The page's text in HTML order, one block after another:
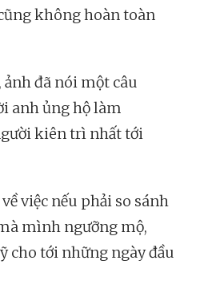
không hoàn toàn
ảnh đã nói một câu
anh ủng hộ làm
kiên trì nhất tới
việc nếu phải so sánh
mình ngưỡng mộ,
cho tới những ngày đầu